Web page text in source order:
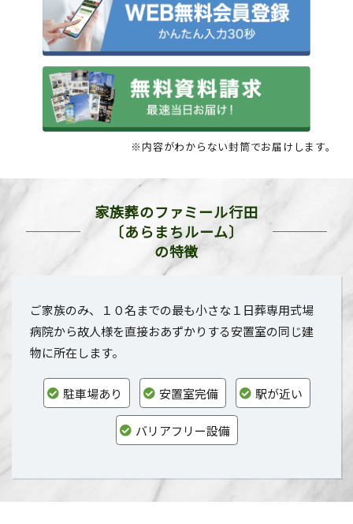
※内容がわからない封筒でお届けします。
家族葬のファミール行田
〔あらまちルーム〕
の特徴
ご家族のみ、１０名までの最も小さな１日葬専用式場
病院から故人様を直接おあずかりする安置室の同じ建
物に所在します。
駐車場あり 安置室完備 駅が近い
バリアフリー設備